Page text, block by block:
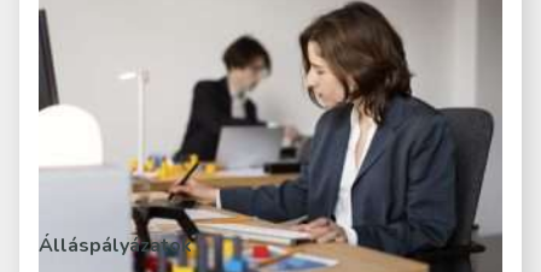
Álláspályázatok